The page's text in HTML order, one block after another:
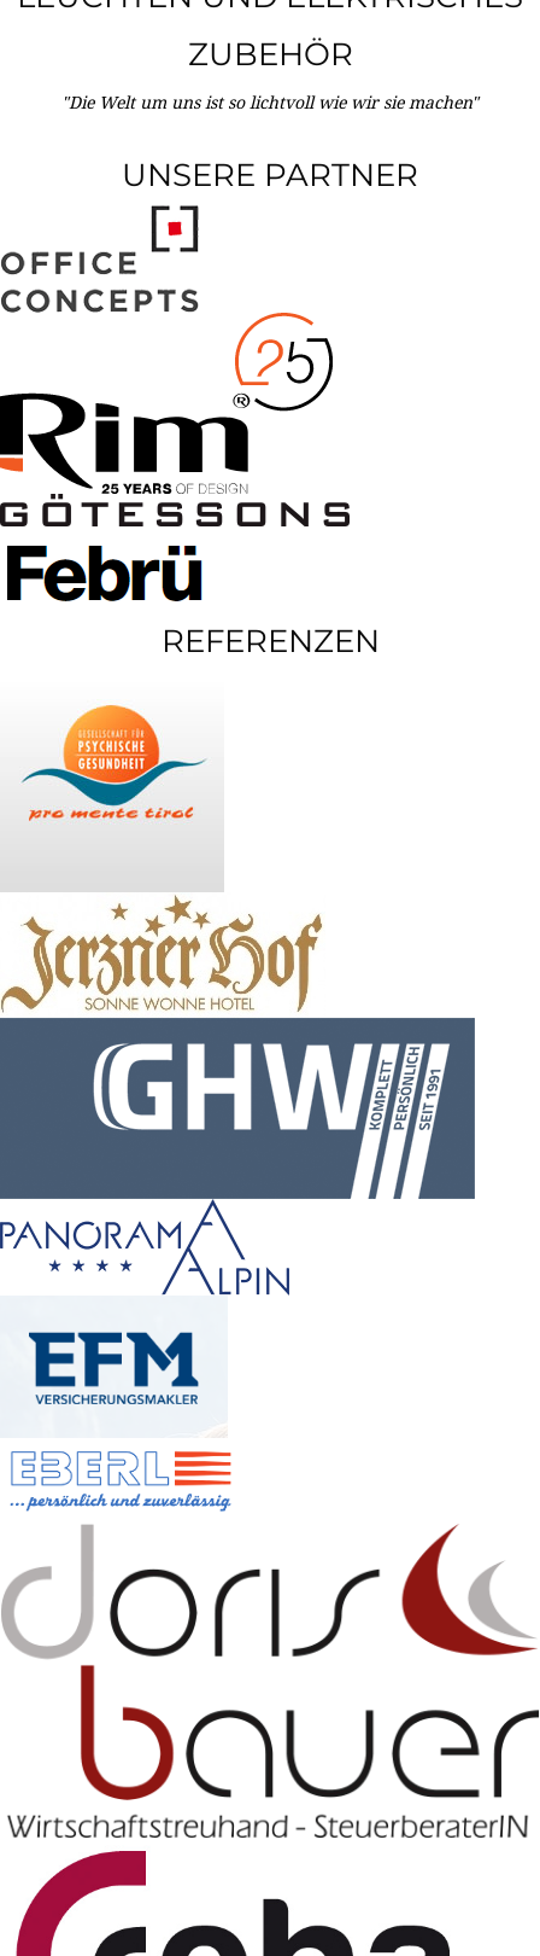
ZUBEHÖR
"Die Welt um uns ist so lichtvoll wie wir sie machen"
UNSERE PARTNER
REFERENZEN